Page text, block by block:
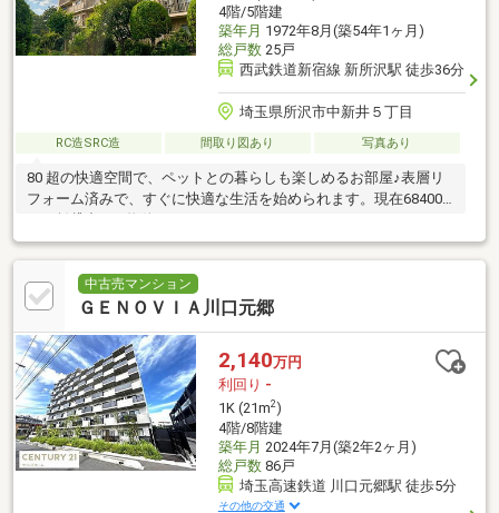
4階/5階建
築年月 1972年8月(築54年1ヶ月)
総戸数25戸
西武鉄道新宿線 新所沢駅 徒歩36分
埼玉県所沢市中新井５丁目
RC造SRC造 間取り図あり 写真あり
80 超の快適空間で、ペットとの暮らしも楽しめるお部屋♪表層リ
フォーム済みで、すぐに快適な生活を始められます。現在68400
中古売マンション
ＧＥＮＯＶＩＡ川口元郷
2,140万円
利回り -
1K (21m2)
4階/8階建
築年月 2024年7月(築2年2ヶ月)
総戸数86戸
埼玉高速鉄道 川口元郷駅 徒歩5分
その他の交通